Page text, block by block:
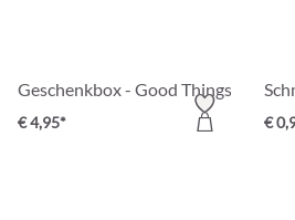
Geschenkbox - Good Things
€ 4,95* €